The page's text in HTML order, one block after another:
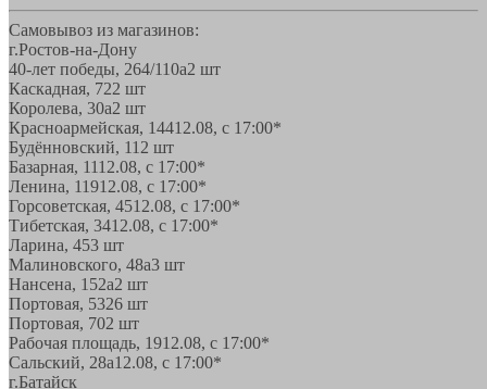
Самовывоз из магазинов:
г.Ростов-на-Дону
40-лет победы, 264/110а2 шт
Каскадная, 722 шт
Королева, 30а2 шт
Красноармейская, 14412.08, с 17:00*
Будённовский, 11 2 шт
Базарная, 1112.08, с 17:00*
Ленина, 11912.08, с 17:00*
Горсоветская, 4512.08, с 17:00*
Тибетская, 3412.08, с 17:00*
Ларина, 453 шт
Малиновского, 48а3 шт
Нансена, 152а2 шт
Портовая, 5326 шт
Портовая, 702 шт
Рабочая площадь, 1912.08, с 17:00*
Сальский, 28a12.08, с 17:00*
г.Батайск